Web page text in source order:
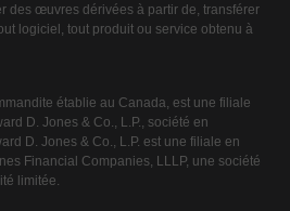
des œuvres dérivées à partir de, transférer
logiciel, tout produit ou service obtenu à
établie au Canada, est une filiale
D. Jones & Co., L.P., société en
D. Jones & Co., L.P. est une filiale en
Financial Companies, LLLP, une société
limitée.